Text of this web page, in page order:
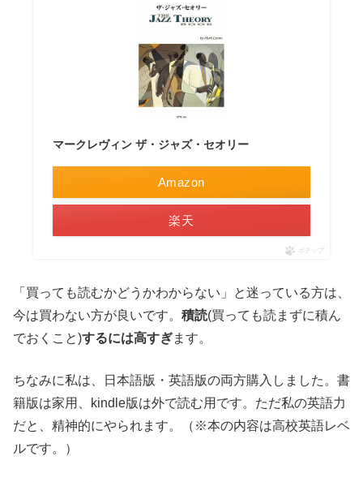
マークレヴィン ザ・ジャズ・セオリー
Amazon
楽天
ポチップ
「買っても読むかどうかわからない」と迷っている方は、
今は買わない方が良いです。 積読(買っても読まずに積ん
でおくこと)するには高すぎます。
ちなみに私は、日本語版・英語版の両方購入しました。書
籍版は家用、kindle版は外で読む用です。ただ私の英語力
だと、精神的にやられます。（※本の内容は高校英語レベ
ルです。）